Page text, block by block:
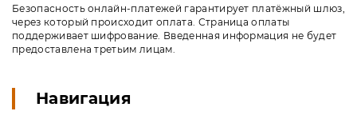
Безопасность онлайн-платежей гарантирует платёжный шлюз,
через который происходит оплата. Страница оплаты
поддерживает шифрование. Введенная информация не будет
предоставлена третьим лицам.
Навигация